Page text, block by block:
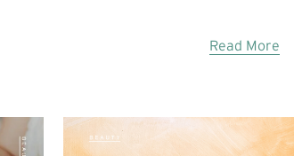
Read More